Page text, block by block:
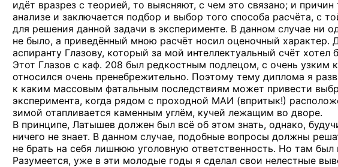
идёт вразрез с теорией, то выясняют, с чем это связано; и
анализе и заключается подбор и выбор того способа расчёта, с
для решения данной задачи в эксперименте. В данном случае ни
не было, а приведённый мною расчёт носил оценочный характер.
аспиранту Глазову, который за мой интеллектуальный счёт хотел
Этот Глазов с каф. 208 был редкостным подлецом, с очень узким
относился очень пренебрежительно. Поэтому тему диплома я
к каким массовым фатальным последствиям может привести
эксперимента, когда рядом с проходной МАИ (впритык!)
зимой отапливается каменным углём, кучей лежащим во дворе.
В принципе, Латышев должен был всё об этом знать, однако,
ничего не знает. В данном случае, подобные вопросы должны
не брать на себя лишнюю уголовную ответственность. Но там был
Разумеется, уже в эти молодые годы я сделал свои нелестные